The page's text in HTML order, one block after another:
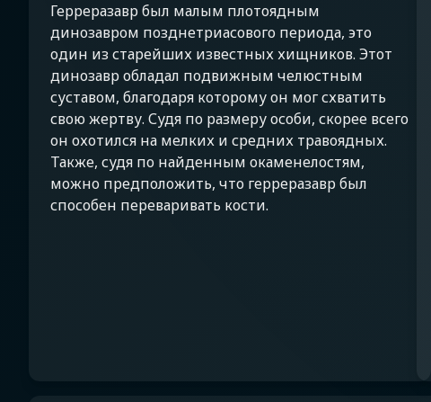
Герреразавр был малым плотоядным
динозавром позднетриасового периода, это
один из старейших известных хищников. Этот
динозавр обладал подвижным челюстным
суставом, благодаря которому он мог схватить
свою жертву. Судя по размеру особи, скорее всего
он охотился на мелких и средних травоядных.
Также, судя по найденным окаменелостям,
можно предположить, что герреразавр был
способен переваривать кости.